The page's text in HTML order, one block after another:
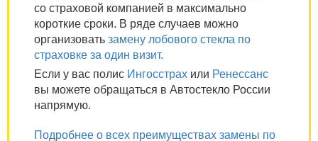
со страховой компанией в максимально
короткие сроки. В ряде случаев можно
организовать замену лобового стекла по
страховке за один визит.
Если у вас полис Ингосстрах или Ренессанс
вы можете обращаться в Автостекло России
напрямую.
Подробнее о всех преимуществах замены по